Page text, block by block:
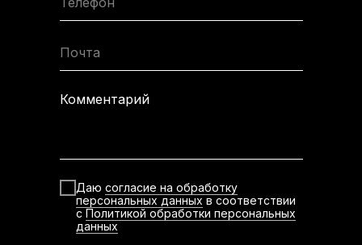
Почта
Комментарий
Даю согласие на обработку
персональных данных в соответствии
с Политикой обработки персональных
данных